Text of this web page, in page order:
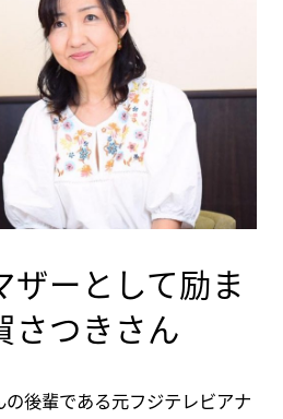
ーとして励ま
さつきさん
後輩である元フジテレビアナ